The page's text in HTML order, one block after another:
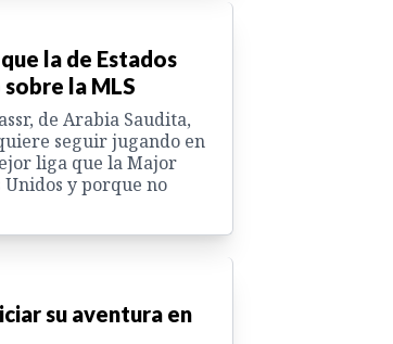
la de Estados
la MLS
de Arabia Saudita,
seguir jugando en
liga que la Major
Unidos y porque no
su aventura en